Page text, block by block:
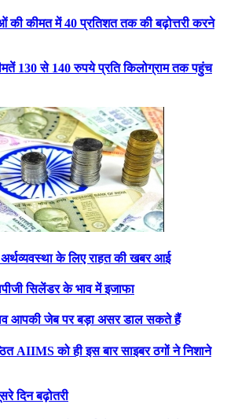
की कीमत में 40 प्रतिशत तक की बढ़ोत्तरी करने
130 से 140 रुपये प्रति किलोग्राम तक पहुंच
के लिए राहत की खबर आई
सिलेंडर के भाव में इजाफा
आपकी जेब पर बड़ा असर डाल सकते हैं
AIIMS को ही इस बार साइबर ठगों ने निशाने
दिन बढ़ोतरी